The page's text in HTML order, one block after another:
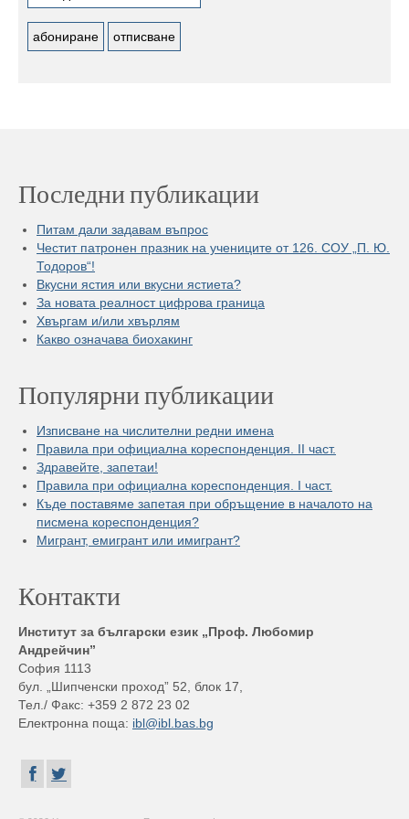
Последни публикации
Питам дали задавам въпрос
Честит патронен празник на учениците от 126. СОУ „П. Ю.
Тодоров“!
Вкусни ястия или вкусни ястиета?
За новата реалност цифрова граница
Хвъргам и/или хвърлям
Какво означава биохакинг
Популярни публикации
Изписване на числителни редни имена
Правила при официална кореспонденция. II част.
Здравейте, запетаи!
Правила при официална кореспонденция. I част.
Къде поставяме запетая при обръщение в началото на
писмена кореспонденция?
Мигрант, емигрант или имигрант?
Контакти
Институт за български език „Проф. Любомир
Андрейчин”
София 1113
бул. „Шипченски проход” 52, блок 17,
Тел./ Факс: +359 2 872 23 02
Електронна поща: ibl@ibl.bas.bg